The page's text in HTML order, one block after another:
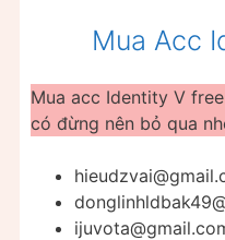
Mua Acc
Mua acc Identity V
có đừng nên bỏ qua